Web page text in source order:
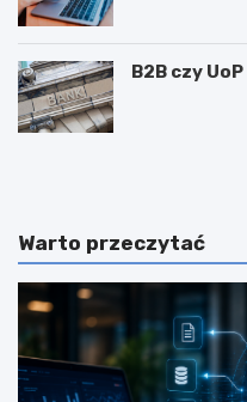
B2B czy
J
g
ę
z
a
a
b
J
c
e
c
h
p
o
Warto przeczytać